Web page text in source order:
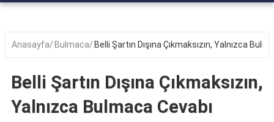
ŞİİR
RÜYA
Anasayfa Bulmaca Belli Şartın Dışına Çıkmaksızın, Yalnızca
Belli Şartın Dışına Çıkmaksızın,
Yalnızca Bulmaca Cevabı